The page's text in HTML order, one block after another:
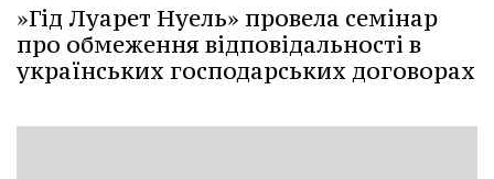
»Гід Луарет Нуель» провела семінар
про обмеження відповідальності в
українських господарських договорах